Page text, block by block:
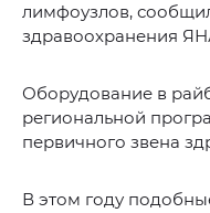
лимфоузлов,
здравоохранения
Оборудование в
региональной
первичного звена
В этом году